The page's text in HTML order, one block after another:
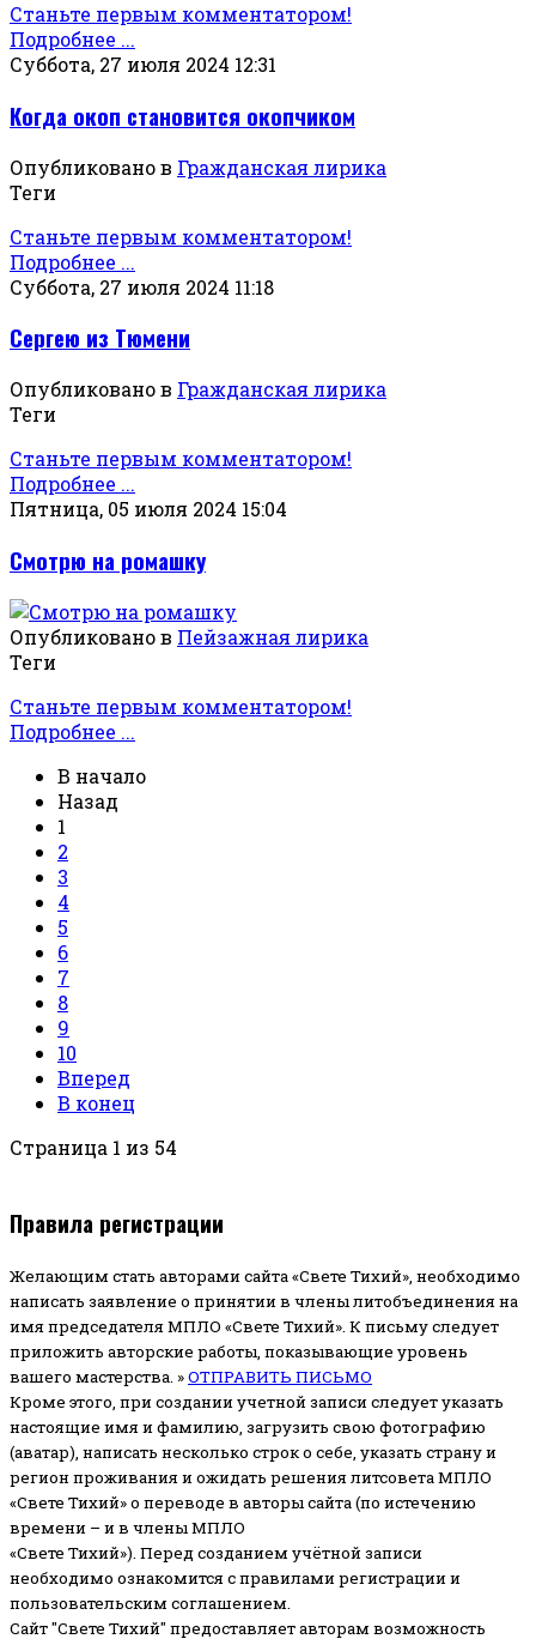
Станьте первым комментатором!
Подробнее ...
Суббота, 27 июля 2024 12:31
Когда окоп становится окопчиком
Опубликовано в Гражданская лирика
Теги
Станьте первым комментатором!
Подробнее ...
Суббота, 27 июля 2024 11:18
Сергею из Тюмени
Опубликовано в Гражданская лирика
Теги
Станьте первым комментатором!
Подробнее ...
Пятница, 05 июля 2024 15:04
Смотрю на ромашку
Опубликовано в Пейзажная лирика
Теги
Станьте первым комментатором!
Подробнее ...
В начало
Назад
1
2
3
4
5
6
7
8
9
10
Вперед
В конец
Страница 1 из 54
Правила регистрации
Желающим стать авторами сайта «Свете Тихий», необходимо
написать заявление о принятии в члены литобъединения на
имя председателя МПЛО «Свете Тихий». К письму следует
приложить авторские работы, показывающие уровень
вашего мастерства. »ОТПРАВИТЬ ПИСЬМО
Кроме этого, при создании учетной записи следует указать
настоящие имя и фамилию, загрузить свою фотографию
(аватар), написать несколько строк о себе, указать страну и
регион проживания и ожидать решения литсовета МПЛО
«Свете Тихий» о переводе в авторы сайта (по истечению
времени – и в члены МПЛО
«Свете Тихий»). Перед созданием учётной записи
необходимо ознакомится с правилами регистрации и
пользовательским соглашением.
Сайт "Свете Тихий" предоставляет авторам возможность